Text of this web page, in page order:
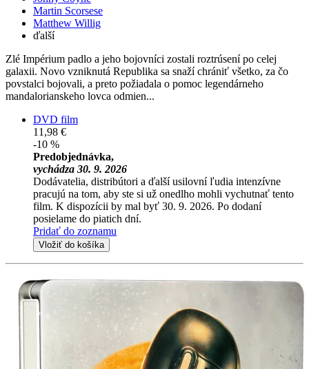
Martin Scorsese
Matthew Willig
ďalší
Zlé Impérium padlo a jeho bojovníci zostali roztrúsení po celej
galaxii. Novo vzniknutá Republika sa snaží chrániť všetko, za čo
povstalci bojovali, a preto požiadala o pomoc legendárneho
mandalorianskeho lovca odmien...
DVD film
11,98 €
-10 %
Predobjednávka,
vychádza 30. 9. 2026
Dodávatelia, distribútori a ďalší usilovní ľudia intenzívne
pracujú na tom, aby ste si už onedlho mohli vychutnať tento
film. K dispozícii by mal byť 30. 9. 2026. Po dodaní
posielame do piatich dní.
Pridať do zoznamu
Vložiť do košíka